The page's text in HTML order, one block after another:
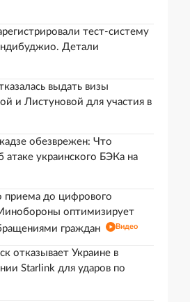
тест-систему
Детали
выдать визы
и Листуновой для участия в
обезврежен: Что
атаке украинского БЭКа на
приема до цифрового
оптимизирует
граждан
Видео
отказывает Украине в
Starlink для ударов по